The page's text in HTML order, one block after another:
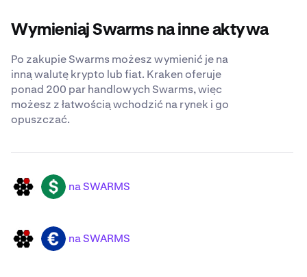
Wymieniaj Swarms na inne aktywa
Po zakupie Swarms możesz wymienić je na
inną walutę krypto lub fiat. Kraken oferuje
ponad 200 par handlowych Swarms, więc
możesz z łatwością wchodzić na rynek i go
opuszczać.
SWARMS USD na SWARMS
SWARMS EUR na SWARMS